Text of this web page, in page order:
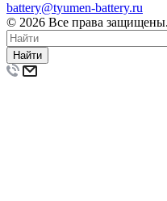
battery@tyumen-battery.ru
© 2026 Все права защищены.
Найти